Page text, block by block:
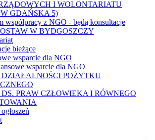
I WOLONTARIATU
GDAŃSKA 5)
współpracy z NGO - będą konsultacje
W BYDGOSZCZY
bieżące
wsparcie dla NGO
wsparcie dla NGO
POŻYTKU
PRAW CZŁOWIEKA I RÓWNEGO